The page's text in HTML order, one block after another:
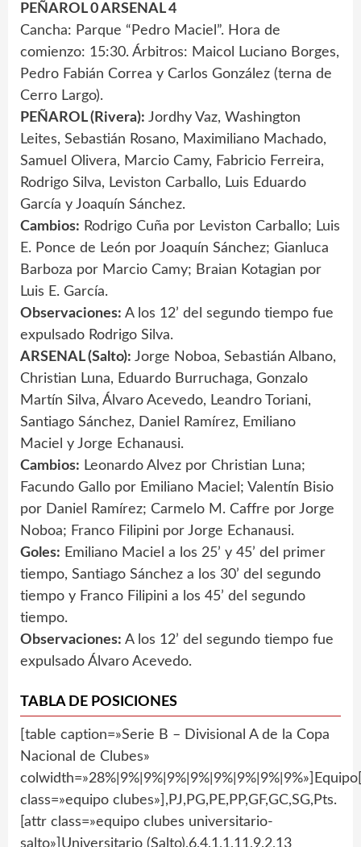
PEÑAROL 0 ARSENAL 4
Cancha: Parque “Pedro Maciel”. Hora de
comienzo: 15:30. Árbitros: Maicol Luciano Borges,
Pedro Fabián Correa y Carlos González (terna de
Cerro Largo).
PEÑAROL (Rivera): Jordhy Vaz, Washington
Leites, Sebastián Rosano, Maximiliano Machado,
Samuel Olivera, Marcio Camy, Fabricio Ferreira,
Rodrigo Silva, Leviston Carballo, Luis Eduardo
García y Joaquín Sánchez.
Cambios: Rodrigo Cuña por Leviston Carballo; Luis
E. Ponce de León por Joaquín Sánchez; Gianluca
Barboza por Marcio Camy; Braian Kotagian por
Luis E. García.
Observaciones: A los 12’ del segundo tiempo fue
expulsado Rodrigo Silva.
ARSENAL (Salto): Jorge Noboa, Sebastián Albano,
Christian Luna, Eduardo Burruchaga, Gonzalo
Martín Silva, Álvaro Acevedo, Leandro Toriani,
Santiago Sánchez, Daniel Ramírez, Emiliano
Maciel y Jorge Echanausi.
Cambios: Leonardo Alvez por Christian Luna;
Facundo Gallo por Emiliano Maciel; Valentín Bisio
por Daniel Ramírez; Carmelo M. Caffre por Jorge
Noboa; Franco Filipini por Jorge Echanausi.
Goles: Emiliano Maciel a los 25’ y 45’ del primer
tiempo, Santiago Sánchez a los 30’ del segundo
tiempo y Franco Filipini a los 45’ del segundo
tiempo.
Observaciones: A los 12’ del segundo tiempo fue
expulsado Álvaro Acevedo.
TABLA DE POSICIONES
[table caption=»Serie B – Divisional A de la Copa
Nacional de Clubes»
class=»equipo clubes»],PJ,PG,PE,PP,GF,GC,SG,Pts.
[attr class=»equipo clubes universitario-
salto»]Universitario (Salto),6,4,1,1,11,9,2,13